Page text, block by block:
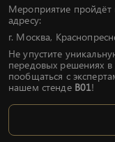
Мероприятие
адресу:
г. Москва,
Не упустите
передовых решениях
пообщаться с
нашем стенде В01!